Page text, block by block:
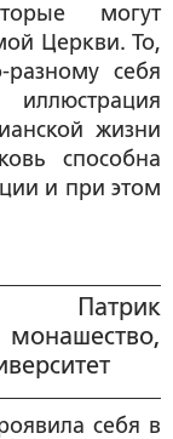
могут
Церкви. То,
разному себя
жизни
способна
и при этом
Патрик
себя в